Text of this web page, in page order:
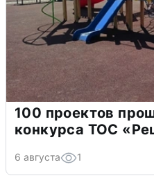
100 проектов
конкурса ТОС
6 августа 1